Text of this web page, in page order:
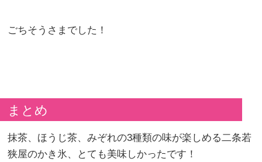
ごちそうさまでした！
まとめ
抹茶、ほうじ茶、みぞれの3種類の味が楽しめる二条若
狭屋のかき氷、とても美味しかったです！